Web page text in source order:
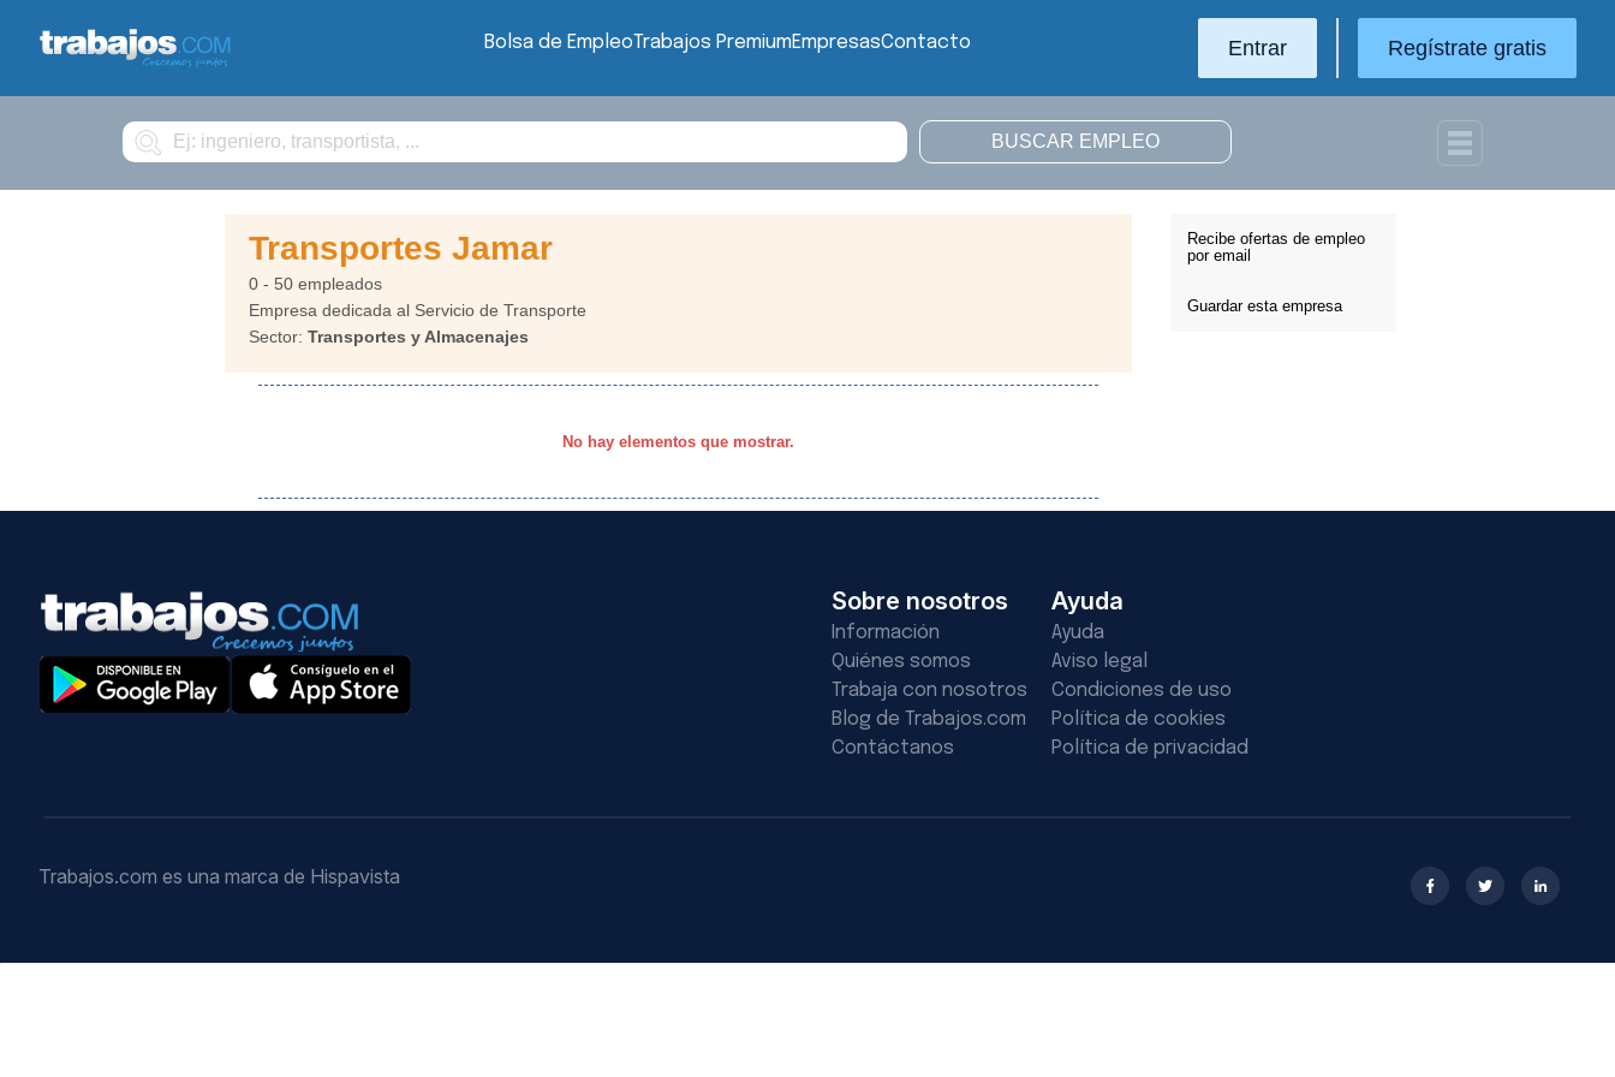
Bolsa de EmpleoTrabajos PremiumEmpresasContacto Entrar Regístrate gratis
Buscar
Recibe ofertas de empleo
por email
Guardar esta empresa
Transportes Jamar
0 - 50 empleados
Empresa dedicada al Servicio de Transporte
Sector: Transportes y Almacenajes
No hay elementos que mostrar.
Sobre nosotros
Información
Quiénes somos
Trabaja con nosotros
Blog de Trabajos.com
Contáctanos
Ayuda
Ayuda
Aviso legal
Condiciones de uso
Política de cookies
Política de privacidad
Trabajos.com es una marca de Hispavista